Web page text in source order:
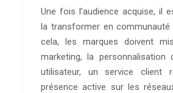
Une fois l’audience acquise, il
la transformer en communauté
cela, les marques doivent
marketing, la personnalisation
utilisateur, un service client
présence active sur les